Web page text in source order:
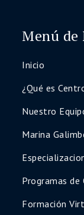
Menú de
Inicio
¿Qué es
Nuestro
Marina
Programas
Formación